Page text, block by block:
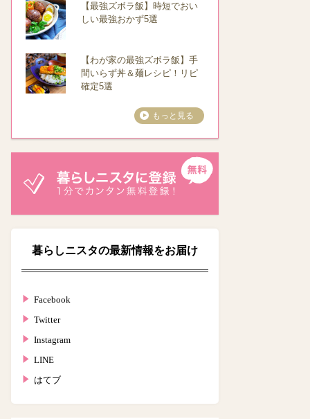
【最強ズボラ飯】時短でおい
しい最強おかず5選
【わが家の最強ズボラ飯】手
間いらず丼＆麺レシピ！リピ
確定5選
もっと見る
暮らしニスタの最新情報をお届け
Facebook
Twitter
Instagram
LINE
はてブ